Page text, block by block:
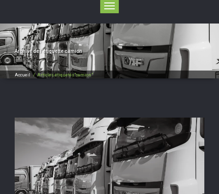
Toggle
navigation
Archive de l’étiquettecamion
Accueil /Articles étiquetés"camion"